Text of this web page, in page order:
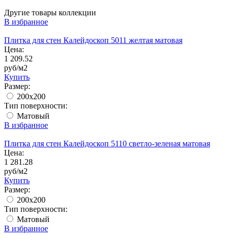
Другие товары коллекции
В избранное
Плитка для стен Калейдоскоп 5011 желтая матовая
Цена:
1 209.52
руб/м2
Купить
Размер:
200x200
Тип поверхности:
Матовый
В избранное
Плитка для стен Калейдоскоп 5110 светло-зеленая матовая
Цена:
1 281.28
руб/м2
Купить
Размер:
200x200
Тип поверхности:
Матовый
В избранное